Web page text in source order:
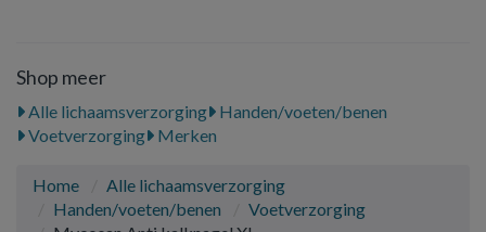
Shop meer
Alle lichaamsverzorging
Handen/voeten/benen
Voetverzorging
Merken
Home
Alle lichaamsverzorging
Handen/voeten/benen
Voetverzorging